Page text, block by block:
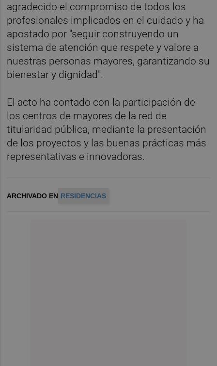
agradecido el compromiso de todos los
profesionales implicados en el cuidado y ha
apostado por "seguir construyendo un
sistema de atención que respete y valore a
nuestras personas mayores, garantizando su
bienestar y dignidad".
El acto ha contado con la participación de
los centros de mayores de la red de
titularidad pública, mediante la presentación
de los proyectos y las buenas prácticas más
representativas e innovadoras.
ARCHIVADO EN RESIDENCIAS